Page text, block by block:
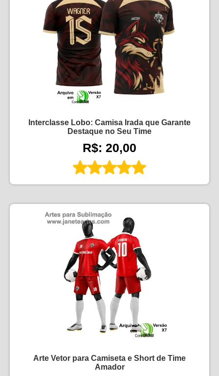
Interclasse Lobo: Camisa Irada que Garante
Destaque no Seu Time
R$: 20,00
Arte Vetor para Camiseta e Short de Time
Amador